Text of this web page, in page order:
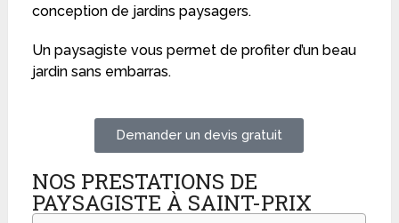
conception de jardins paysagers.
Un paysagiste vous permet de profiter d’un beau
jardin sans embarras.
Demander un devis gratuit
NOS PRESTATIONS DE
PAYSAGISTE À SAINT-PRIX